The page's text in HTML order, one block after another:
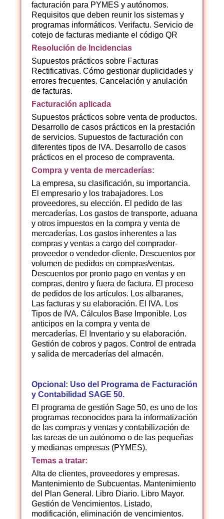
facturación para PYMES y autónomos.
Requisitos que deben reunir los sistemas y
programas informáticos. Verifactu. Servicio de
cotejo de facturas mediante el código QR
Resolución de Incidencias
Supuestos prácticos sobre Facturas
Rectificativas. Cómo gestionar duplicidades y
errores frecuentes. Cancelación y anulación
de facturas.
Facturación aplicada
Supuestos prácticos sobre venta de productos.
Desarrollo de casos prácticos en la prestación
de servicios. Supuestos de facturación con
diferentes tipos de IVA. Desarrollo de casos
prácticos en el proceso de compraventa.
Compra y venta de mercaderías:
La empresa, su clasificación, su importancia.
El empresario y los trabajadores. Los
proveedores, su elección. El pedido de las
mercaderías. Los gastos de transporte, aduana
y otros impuestos en la compra y venta de
mercaderías. Los gastos inherentes a las
compras y ventas a cargo del comprador-
proveedor o vendedor-cliente. Descuentos por
volumen de pedidos en compras/ventas.
Descuentos por pronto pago en ventas y en
compras, dentro y fuera de factura. El proceso
de pedidos de los artículos. Los albaranes,
Las facturas y su elaboración. El IVA. Los
Tipos de IVA. Cálculos Base Imponible. Los
anticipos en la compra y venta de
mercaderías. El Inventario y su elaboración.
Gestión de cobros y pagos. Control de entrada
y salida de mercaderías del almacén.
Opcional: Uso del Programa de Facturación
y Contabilidad SAGE 50.
El programa de gestión Sage 50, es uno de los
programas reconocidos para la informatización
de las compras y ventas y contabilización de
las tareas de un autónomo o de las pequeñas
y medianas empresas (PYMES).
Temas a tratar:
Alta de clientes, proveedores y empresas.
Mantenimiento de Subcuentas. Mantenimiento
del Plan General. Libro Diario. Libro Mayor.
Gestión de Vencimientos. Listado,
modificación, eliminación de vencimientos.